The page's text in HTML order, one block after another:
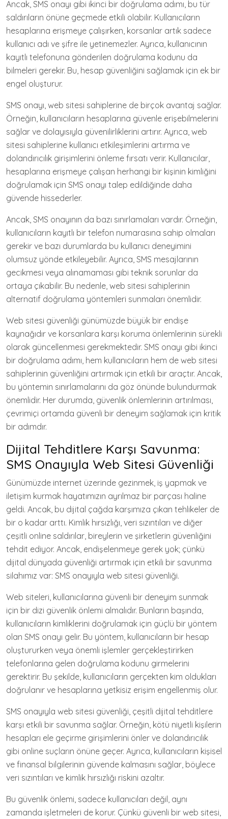
Ancak, SMS onayı gibi ikinci bir doğrulama adımı, bu tür
saldırıların önüne geçmede etkili olabilir. Kullanıcıların
hesaplarına erişmeye çalışırken, korsanlar artık sadece
kullanıcı adı ve şifre ile yetinemezler. Ayrıca, kullanıcının
kayıtlı telefonuna gönderilen doğrulama kodunu da
bilmeleri gerekir. Bu, hesap güvenliğini sağlamak için ek bir
engel oluşturur.
SMS onayı, web sitesi sahiplerine de birçok avantaj sağlar.
Örneğin, kullanıcıların hesaplarına güvenle erişebilmelerini
sağlar ve dolayısıyla güvenilirliklerini artırır. Ayrıca, web
sitesi sahiplerine kullanıcı etkileşimlerini artırma ve
dolandırıcılık girişimlerini önleme fırsatı verir. Kullanıcılar,
hesaplarına erişmeye çalışan herhangi bir kişinin kimliğini
doğrulamak için SMS onayı talep edildiğinde daha
güvende hissederler.
Ancak, SMS onayının da bazı sınırlamaları vardır. Örneğin,
kullanıcıların kayıtlı bir telefon numarasına sahip olmaları
gerekir ve bazı durumlarda bu kullanıcı deneyimini
olumsuz yönde etkileyebilir. Ayrıca, SMS mesajlarının
gecikmesi veya alınamaması gibi teknik sorunlar da
ortaya çıkabilir. Bu nedenle, web sitesi sahiplerinin
alternatif doğrulama yöntemleri sunmaları önemlidir.
Web sitesi güvenliği günümüzde büyük bir endişe
kaynağıdır ve korsanlara karşı koruma önlemlerinin sürekli
olarak güncellenmesi gerekmektedir. SMS onayı gibi ikinci
bir doğrulama adımı, hem kullanıcıların hem de web sitesi
sahiplerinin güvenliğini artırmak için etkili bir araçtır. Ancak,
bu yöntemin sınırlamalarını da göz önünde bulundurmak
önemlidir. Her durumda, güvenlik önlemlerinin artırılması,
çevrimiçi ortamda güvenli bir deneyim sağlamak için kritik
bir adımdır.
Dijital Tehditlere Karşı Savunma:
SMS Onayıyla Web Sitesi Güvenliği
Günümüzde internet üzerinde gezinmek, iş yapmak ve
iletişim kurmak hayatımızın ayrılmaz bir parçası haline
geldi. Ancak, bu dijital çağda karşımıza çıkan tehlikeler de
bir o kadar arttı. Kimlik hırsızlığı, veri sızıntıları ve diğer
çeşitli online saldırılar, bireylerin ve şirketlerin güvenliğini
tehdit ediyor. Ancak, endişelenmeye gerek yok; çünkü
dijital dünyada güvenliği artırmak için etkili bir savunma
silahımız var: SMS onayıyla web sitesi güvenliği.
Web siteleri, kullanıcılarına güvenli bir deneyim sunmak
için bir dizi güvenlik önlemi almalıdır. Bunların başında,
kullanıcıların kimliklerini doğrulamak için güçlü bir yöntem
olan SMS onayı gelir. Bu yöntem, kullanıcıların bir hesap
oluştururken veya önemli işlemler gerçekleştirirken
telefonlarına gelen doğrulama kodunu girmelerini
gerektirir. Bu şekilde, kullanıcıların gerçekten kim oldukları
doğrulanır ve hesaplarına yetkisiz erişim engellenmiş olur.
SMS onayıyla web sitesi güvenliği, çeşitli dijital tehditlere
karşı etkili bir savunma sağlar. Örneğin, kötü niyetli kişilerin
hesapları ele geçirme girişimlerini önler ve dolandırıcılık
gibi online suçların önüne geçer. Ayrıca, kullanıcıların kişisel
ve finansal bilgilerinin güvende kalmasını sağlar, böylece
veri sızıntıları ve kimlik hırsızlığı riskini azaltır.
Bu güvenlik önlemi, sadece kullanıcıları değil, aynı
zamanda işletmeleri de korur. Çünkü güvenli bir web sitesi,